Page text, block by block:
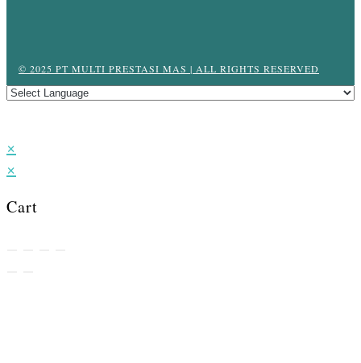
© 2025 PT MULTI PRESTASI MAS | ALL RIGHTS RESERVED
×
×
Cart